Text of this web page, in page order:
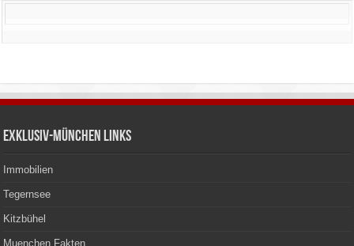
Exklusiv-München Links
Immobilien
Tegernsee
Kitzbühel
Muenchen Fakten